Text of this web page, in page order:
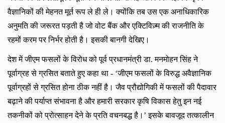
वैज्ञानिकों की मेहनत मूर्त रूप ले ही ले। क्योंकि तब उस एक अनाधिकारिक
अनुमति की जरूरत पड़ती है जो वोट बैंक और एक्टिविज़्म की राजनीति के
रहमों करम पर निर्भर होती है। इसकी बानगी देखिए।
देश में जीएम फसलों के विरोध को पूर्व प्रधानमंत्री डा. मनमोहन सिंह ने
पूर्वाग्रह से ग्रसित बताते हुए कहा था - ‘जीएम फसलों के विरुद्ध अवैज्ञानिक
पूर्वाग्रहों से ग्रसित होना ठीक नहीं है। जैव प्रौद्योगिकी में फसलों की पैदावार
बढ़ाने की पर्याप्त संभावना है और हमारी सरकार कृषि विकास हेतु इन नई
तकनीकों को प्रोत्साहन देने के प्रति वचनबद्ध है।’ इसके बावजूद तत्कालीन